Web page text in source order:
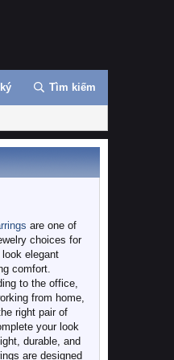
Tìm kiếm
are one of
choices for
elegant
comfort.
to the office,
from home,
right pair of
your look
durable, and
are designed